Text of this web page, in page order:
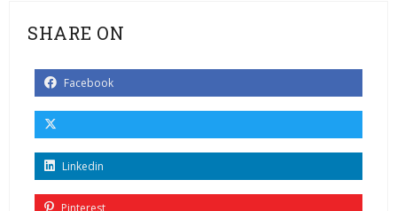
SHARE ON
Facebook
Linkedin
Pinterest